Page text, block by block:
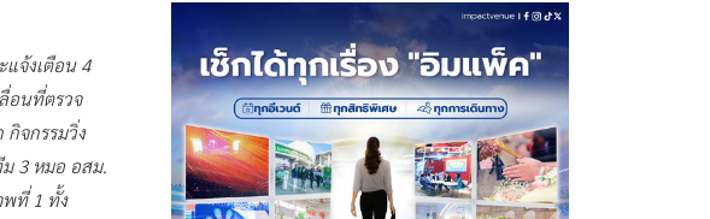
จ้งเตือน 4
อนที่ตรวจ
จกรรมวิ่ง
3 หมอ อสม.
พที่ 1 ทั้ง